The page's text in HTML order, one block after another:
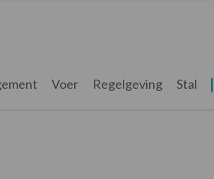
Voer Regelgeving Stal